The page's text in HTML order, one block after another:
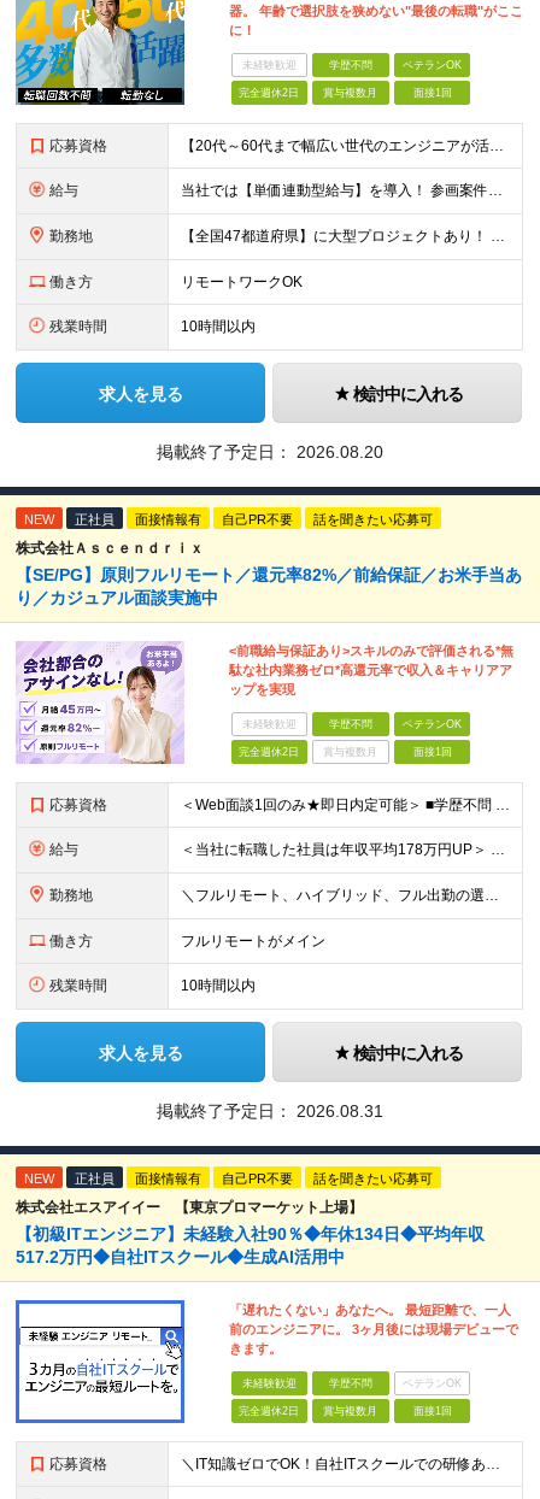
器。 年齢で選択肢を狭めない"最後の転職"がここ
に！
未経験歓迎 学歴不問 ベテランOK
完全週休2日 賞与複数月 面接1回
応募資格 【20代～60代まで幅広い世代のエンジニアが活躍してます】 ■学歴不問 ■転職回数不問 ■開発経験（年数不問）をお持ちの方
給与 当社では【単価連動型給与】を導入！ 参画案件の契約単価に連動して給与が決定。 還元率は単価の【70％～80％】と東証プライム上場グループとして高水準です！（社会保険料・教育コスト含む） ■関東：月給
勤務地 【全国47都道府県】に大型プロジェクトあり！ 主要勤務地： 北海道/宮城県/栃木県/埼玉県/千葉県/東京都/神奈川県/愛知県/大阪府/京都府/兵庫県/広島県/福岡県/熊本県 ※勤務エリアは、あなたの
働き方 リモートワークOK
残業時間 10時間以内
求人を見る 検討中に入れる
掲載終了予定日： 2026.08.20
NEW 正社員 面接情報有 自己PR不要 話を聞きたい応募可
株式会社Ａｓｃｅｎｄｒｉｘ
【SE/PG】原則フルリモート／還元率82%／前給保証／お米手当あ
り／カジュアル面談実施中
<前職給与保証あり>スキルのみで評価される*無
駄な社内業務ゼロ*高還元率で収入＆キャリアア
ップを実現
未経験歓迎 学歴不問 ベテランOK
完全週休2日 賞与複数月 面接1回
応募資格 ＜Web面談1回のみ★即日内定可能＞ ■学歴不問 ■エンジニアとしての実務経験1年以上 （開発・インフラ・技術・工程など不問）
給与 ＜当社に転職した社員は年収平均178万円UP＞ 月給45万円～120万円＋賞与＋各手当 ※経験・能力などを考慮の上、決定します ※案件の契約内容（月単金など）や昇給、賞与額はすべてシステム上で開示し
勤務地 ＼フルリモート、ハイブリッド、フル出勤の選択可＆帰社日なし／ 【下記エリアを中心とするクライアント先または自宅にて勤務】 ■首都圏：東京・埼玉・千葉・神奈川 ■関西：大阪・兵庫・京都・滋賀・奈良・和
働き方 フルリモートがメイン
残業時間 10時間以内
求人を見る 検討中に入れる
掲載終了予定日： 2026.08.31
NEW 正社員 面接情報有 自己PR不要 話を聞きたい応募可
株式会社エスアイイー 【東京プロマーケット上場】
【初級ITエンジニア】未経験入社90％◆年休134日◆平均年収
517.2万円◆自社ITスクール◆生成AI活用中
「遅れたくない」あなたへ。 最短距離で、一人
前のエンジニアに。 3ヶ月後には現場デビューで
きます。
未経験歓迎 学歴不問 ベテランOK
完全週休2日 賞与複数月 面接1回
応募資格 ＼IT知識ゼロでOK！自社ITスクールでの研修あり／ ■完全未経験OK(文系出身70％) ■第二新卒歓迎 ■学歴不問 └社会人未経験の方も歓迎します！ 5名以上の採用を予定しているので、同期と入社も